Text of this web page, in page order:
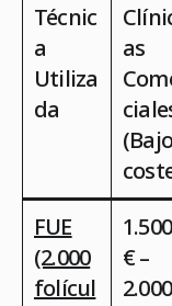
Técnic
a
Utiliza
da
as
(Bajo
FUE
(2.000
folícul
1.500
€ –
2.000